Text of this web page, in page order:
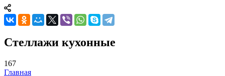
Стеллажи кухонные
167
Главная